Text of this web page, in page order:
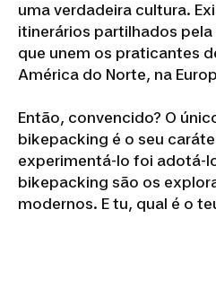
uma verdadeira cultura.
itinerários partilhados
que unem os praticantes
América do Norte, na
Então, convencido? O
bikepacking é o seu
experimentá-lo foi adotá-
bikepacking são os
modernos. E tu, qual é o